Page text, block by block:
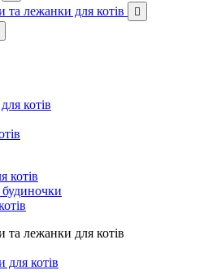
лежанки для котів 
котів
котів
лежанки для котів
для котів